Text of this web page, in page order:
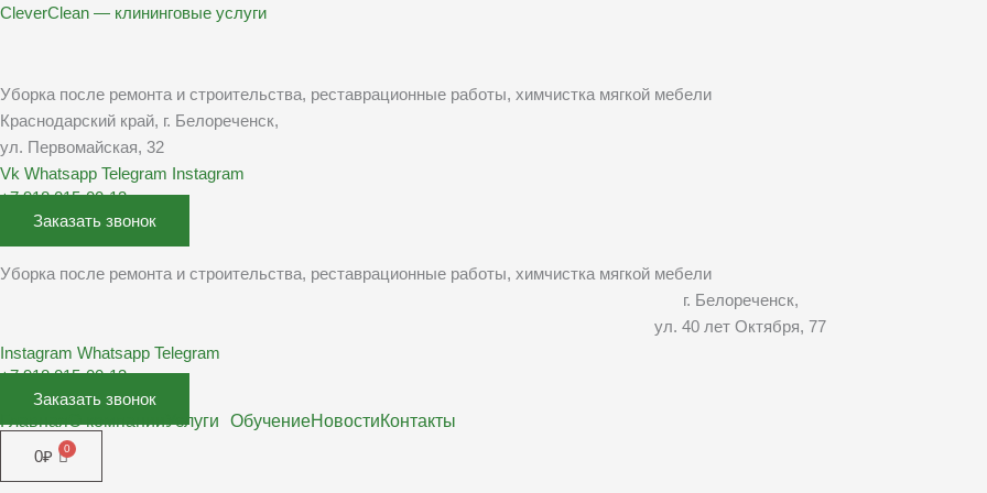
Перейти
CleverClean — клининговые услуги
Уборка после ремонта и строительства, реставрационные работы, химчистка мягкой мебели
Краснодарский край, г. Белореченск,
ул. Первомайская, 32
Vk Whatsapp Telegram Instagram
+7 918 015-00-13
Заказать звонок
Уборка после ремонта и строительства, реставрационные работы, химчистка мягкой мебели
г. Белореченск,
ул. 40 лет Октября, 77
Instagram Whatsapp Telegram
+7 918 015-00-13
Заказать звонок
ГлавнаяО компанииУслуги ОбучениеНовостиКонтакты
0₽